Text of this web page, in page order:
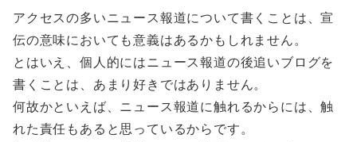
アクセスの多いニュース報道について書くことは、宣
伝の意味においても意義はあるかもしれません。
とはいえ、個人的にはニュース報道の後追いブログを
書くことは、あまり好きではありません。
何故かといえば、ニュース報道に触れるからには、触
れた責任もあると思っているからです。